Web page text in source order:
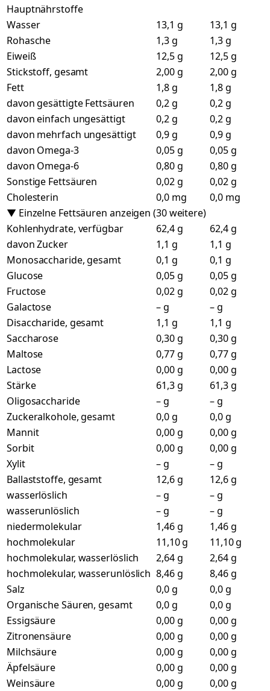
Hauptnährstoffe
Wasser
13,1 g
13,1 g
Rohasche
1,3 g
1,3 g
Eiweiß
12,5 g
12,5 g
Stickstoff, gesamt
2,00 g
2,00 g
Fett
1,8 g
1,8 g
davon gesättigte Fettsäuren
0,2 g
0,2 g
davon einfach ungesättigt
0,2 g
0,2 g
davon mehrfach ungesättigt
0,9 g
0,9 g
davon Omega-3
0,05 g
0,05 g
davon Omega-6
0,80 g
0,80 g
Sonstige Fettsäuren
0,02 g
0,02 g
Cholesterin
0,0 mg
0,0 mg
▼ Einzelne Fettsäuren anzeigen (30 weitere)
Kohlenhydrate, verfügbar
62,4 g
62,4 g
davon Zucker
1,1 g
1,1 g
Monosaccharide, gesamt
0,1 g
0,1 g
Glucose
0,05 g
0,05 g
Fructose
0,02 g
0,02 g
Galactose
– g
– g
Disaccharide, gesamt
1,1 g
1,1 g
Saccharose
0,30 g
0,30 g
Maltose
0,77 g
0,77 g
Lactose
0,00 g
0,00 g
Stärke
61,3 g
61,3 g
Oligosaccharide
– g
– g
Zuckeralkohole, gesamt
0,0 g
0,0 g
Mannit
0,00 g
0,00 g
Sorbit
0,00 g
0,00 g
Xylit
– g
– g
Ballaststoffe, gesamt
12,6 g
12,6 g
wasserlöslich
– g
– g
wasserunlöslich
– g
– g
niedermolekular
1,46 g
1,46 g
hochmolekular
11,10 g
11,10 g
hochmolekular, wasserlöslich
2,64 g
2,64 g
hochmolekular, wasserunlöslich 8,46 g
8,46 g
Salz
0,0 g
0,0 g
Organische Säuren, gesamt
0,0 g
0,0 g
Essigsäure
0,00 g
0,00 g
Zitronensäure
0,00 g
0,00 g
Milchsäure
0,00 g
0,00 g
Äpfelsäure
0,00 g
0,00 g
Weinsäure
0,00 g
0,00 g